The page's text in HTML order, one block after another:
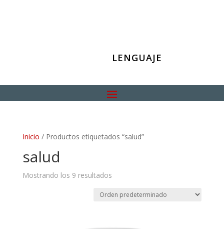
LENGUAJE
Inicio / Productos etiquetados “salud”
salud
Mostrando los 9 resultados